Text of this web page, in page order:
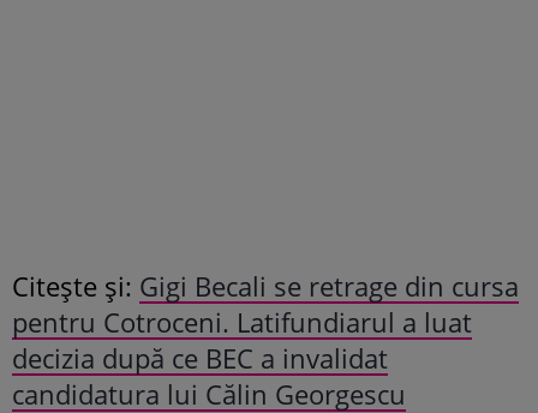
Citește și: Gigi Becali se retrage din cursa
pentru Cotroceni. Latifundiarul a luat
decizia după ce BEC a invalidat
candidatura lui Călin Georgescu